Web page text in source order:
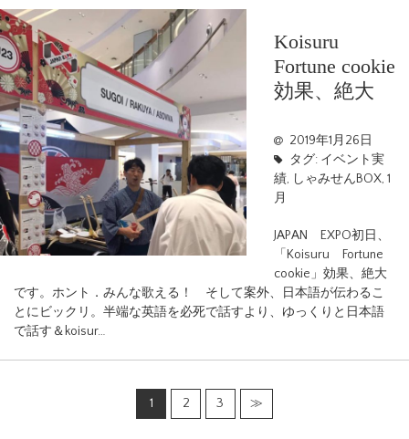
Koisuru
Fortune cookie
効果、絶大
2019年1月26日
タグ: イベント実
績, しゃみせんBOX, 1
月
JAPAN EXPO初日、
「Koisuru Fortune
cookie」効果、絶大
です。ホント．みんな歌える！ そして案外、日本語が伝わるこ
とにビックリ。半端な英語を必死で話すより、ゆっくりと日本語
で話す＆koisur…
1 2 3 ≫